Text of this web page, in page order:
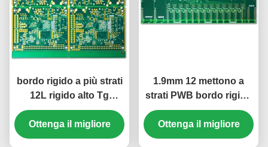
bordo rigido a più strati
12L rigido alto Tg
S1000-2 ENIG 2u del
PWB di 1.66mm»
Ottenga il migliore
1.9mm 12 mettono a
strati PWB bordo rigido
alto Tg S1000-2 bianco
verde di ENIG 2u»
Ottenga il migliore